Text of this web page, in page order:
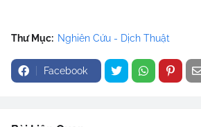
Thư Mục: Nghiên Cứu - Dịch Thuật
Facebook